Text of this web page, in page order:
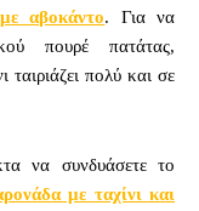
αβοκάντο. Για να
πουρέ πατάτας,
ταιριάζει πολύ και σε
να συνδυάσετε το
με ταχίνι και